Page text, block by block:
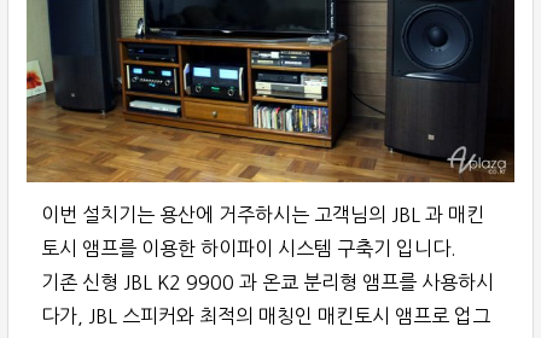
이번 설치기는 용산에 거주하시는 고객님의 JBL 과 매킨
토시 앰프를 이용한 하이파이 시스템 구축기 입니다.
기존 신형 JBL K2 9900 과 온쿄 분리형 앰프를 사용하시
다가, JBL 스피커와 최적의 매칭인 매킨토시 앰프로 업그